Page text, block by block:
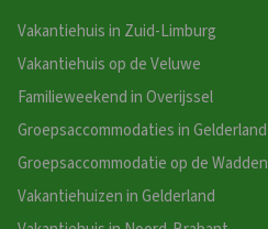
Vakantiehuis in Zuid-Limburg
Vakantiehuis op de Veluwe
Familieweekend in Overijssel
Groepsaccommodaties in Gelderland
Groepsaccommodatie op de Wadden
Vakantiehuizen in Gelderland